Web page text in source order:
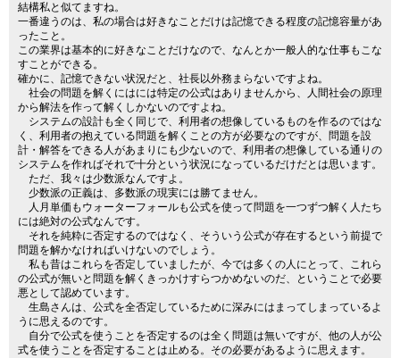
結構私と似てますね。
一番違うのは、私の場合は好きなことだけは記憶できる程度の記憶容量があ
ったこと。
この業界は基本的に好きなことだけなので、なんとか一般人的な仕事もこな
すことができる。
確かに、記憶できない状況だと、社長以外務まらないですよね。
社会の問題を解くにはには特定の公式はありませんから、人間社会の原理
から解法を作って解くしかないのですよね。
システムの設計も全く同じで、利用者の想像しているものを作るのではな
く、利用者の抱えている問題を解くことの方が必要なのですが、問題を設
計・解答をできる人があまりにも少ないので、利用者の想像している通りの
システムを作ればそれで十分という状況になっているだけだとは思います。
ただ、我々は少数派なんですよ。
少数派の正義は、多数派の現実には勝てません。
人月単価もウォーターフォールも公式を使って問題を一つずつ解く人たち
には絶対の公式なんです。
それを純粋に否定するのではなく、そういう公式が存在するという前提で
問題を解かなければいけないのでしょう。
私も昔はこれらを否定していましたが、今では多くの人にとって、これら
の公式が無いと問題を解くきっかけすらつかめないのだ、ということで必要
悪として認めています。
生島さんは、公式を全否定しているために深みにはまってしまっているよ
うに思えるのです。
自分で公式を使うことを否定するのは全く問題は無いですが、他の人が公
式を使うことを否定することは止める。その必要があるように思えます。